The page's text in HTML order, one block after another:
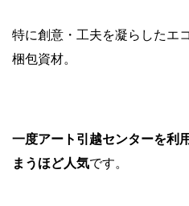
特に創意・工夫を凝らしたエ
梱包資材。
一度アート引越センターを利
まうほど人気です。